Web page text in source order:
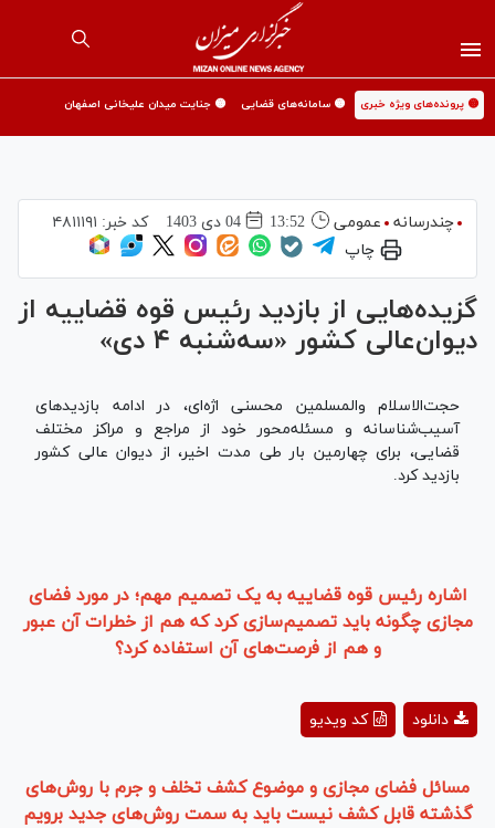
🟡 پرونده‌های ویژه خبری 🟡 سامانه‌های قضایی 🟡 جنایت میدان علیخانی اصفهان
چندرسانه عمومی 13:52 04 دی 1403 کد خبر: ۴۸۱۱۱۹۱
چاپ
گزیده‌هایی از بازدید رئیس قوه قضاییه از
دیوان‌عالی کشور «سه‌شنبه ۴ دی»
حجت‌الاسلام والمسلمین محسنی اژه‌ای، در ادامه بازدید‌های
آسیب‌شناسانه و مسئله‌محور خود از مراجع و مراکز مختلف
قضایی، برای چهارمین بار طی مدت اخیر، از دیوان عالی کشور
بازدید کرد.
اشاره رئیس قوه قضاییه به یک تصمیم مهم؛ در مورد فضای
مجازی چگونه باید تصمیم‌سازی کرد که هم از خطرات آن عبور
و هم از فرصت‌های آن استفاده کرد؟
کد ویدیو دانلود
مسائل فضای مجازی و موضوع کشف تخلف و جرم با روش‌های
گذشته قابل کشف نیست باید به سمت روش‌های جدید برویم